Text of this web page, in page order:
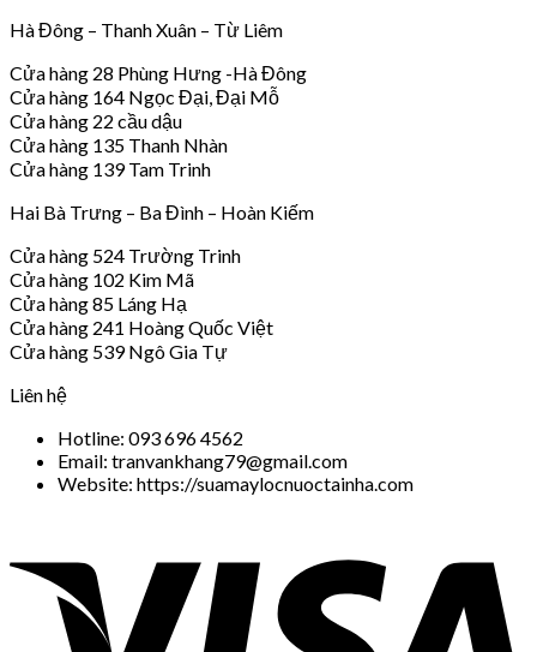
Hà Đông – Thanh Xuân – Từ Liêm
Cửa hàng 28 Phùng Hưng -Hà Đông
Cửa hàng 164 Ngọc Đại, Đại Mỗ
Cửa hàng 22 cầu dậu
Cửa hàng 135 Thanh Nhàn
Cửa hàng 139 Tam Trinh
Hai Bà Trưng – Ba Đình – Hoàn Kiếm
Cửa hàng 524 Trường Trinh
Cửa hàng 102 Kim Mã
Cửa hàng 85 Láng Hạ
Cửa hàng 241 Hoàng Quốc Việt
Cửa hàng 539 Ngô Gia Tự
Liên hệ
Hotline: 093 696 4562
Email: tranvankhang79@gmail.com
Website: https://suamaylocnuoctainha.com